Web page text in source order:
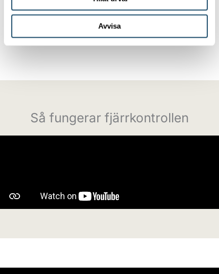
Avvisa
PCI-enheten bör rengöras var sjätte månad för
Så fungerar fjärrkontrollen